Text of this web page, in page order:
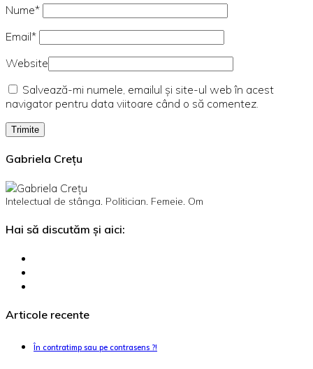
Nume*
Email*
Website
Salvează-mi numele, emailul și site-ul web în acest
navigator pentru data viitoare când o să comentez.
Gabriela Crețu
Intelectual de stânga. Politician. Femeie. Om
Hai să discutăm și aici:
Articole recente
În contratimp sau pe contrasens ?!